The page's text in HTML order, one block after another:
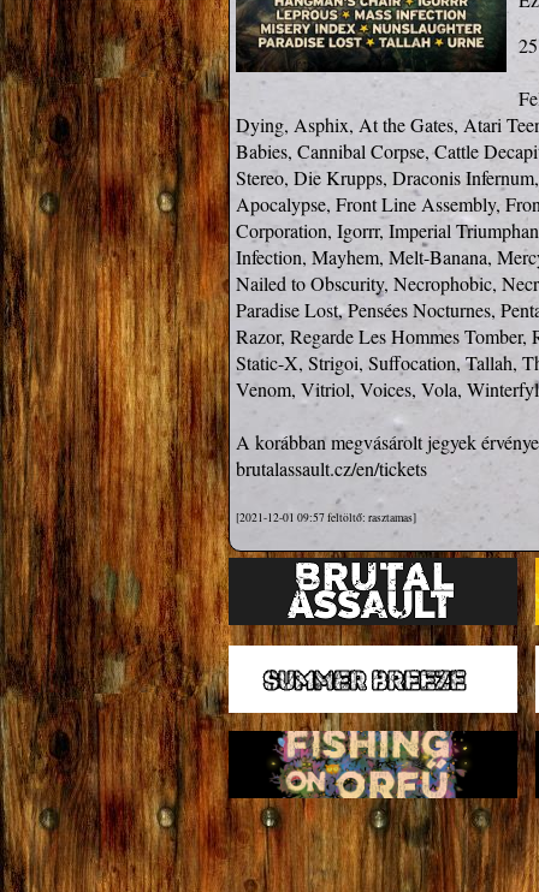
Dying, Asphix, At the Gates, Atari
Babies, Cannibal Corpse, Cattle
Stereo, Die Krupps, Draconis
Apocalypse, Front Line Assembly,
Corporation, Igorrr, Imperial
Infection, Mayhem, Melt-Banana,
Nailed to Obscurity, Necrophobic,
Paradise Lost, Pensées Nocturnes,
Razor, Regarde Les Hommes
Static-X, Strigoi, Suffocation, Tallah,
Venom, Vitriol, Voices, Vola,
brutalassault.cz/en/tickets
[2021-12-01 09:57 feltöltő: rasztamas]